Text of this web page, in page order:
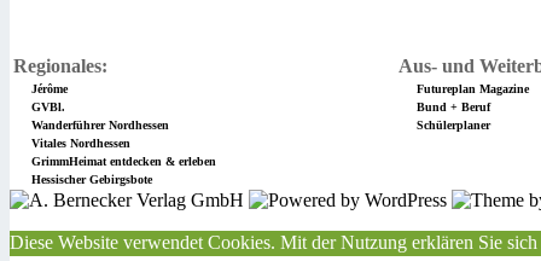
Regionales: Aus- und
Jérôme
Futureplan Magazine
GVBl.
Bund + Beruf
Wanderführer Nordhessen
Schülerplaner
Vitales Nordhessen
GrimmHeimat entdecken & erleben
Hessischer Gebirgsbote
Diese Website verwendet Cookies. Mit der Nutzung erklären Sie